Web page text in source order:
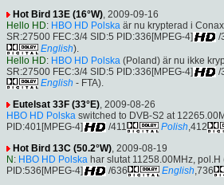
Hot Bird 13E (16°W), 2009-09-16
Hello HD: HBO HD Polska är nu krypterad i
SR:27500 FEC:3/4 SID:5 PID:336[MPEG-4]
/
English).
Hello HD: HBO HD Polska (Poland) är nu ikke
SR:27500 FEC:3/4 SID:5 PID:336[MPEG-4]
/
English - FTA).
Eutelsat 33F (33°E), 2009-08-26
HBO HD Polska switched to DVB-S2 at
PID:401[MPEG-4]
/411 Polish,412
Hot Bird 13C (50.2°W), 2009-08-19
N : HBO HD Polska har slutat 11258.00MHz,
PID:536[MPEG-4]
/636 English,736